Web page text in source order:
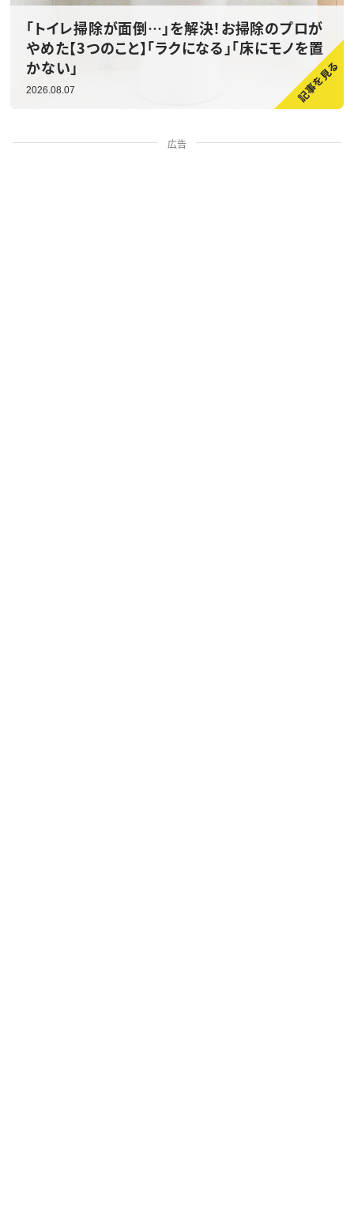
「トイレ掃除が面倒…」を解決！お掃除のプロが
やめた【3つのこと】「ラクになる」「床にモノを置
かない」
2026.08.07
広告